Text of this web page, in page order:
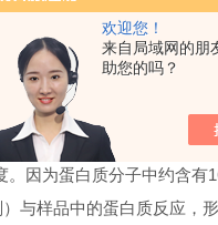
欢迎您！
来自局域网的朋
助您的吗？
质的含量。广泛应用于
为蛋白质分子中约含有
样品中的蛋白质反应，